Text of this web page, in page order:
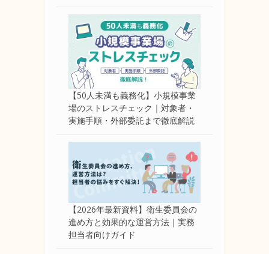
【50人未満も義務化】小規模事業
場のストレスチェック｜対象者・
実施手順・外部委託まで徹底解説
【2026年最新資料】衛生委員会の
進め方と効果的な運営方法｜実務
担当者向けガイド